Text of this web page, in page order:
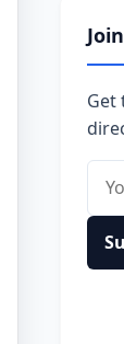
Get